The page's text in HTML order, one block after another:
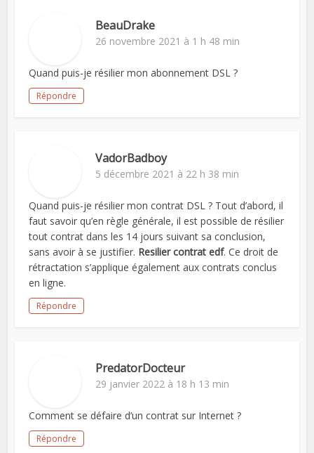
BeauDrake
26 novembre 2021 à 1 h 48 min
Quand puis-je résilier mon abonnement DSL ?
Répondre
VadorBadboy
5 décembre 2021 à 22 h 38 min
Quand puis-je résilier mon contrat DSL ? Tout d’abord, il
faut savoir qu’en règle générale, il est possible de résilier
tout contrat dans les 14 jours suivant sa conclusion,
sans avoir à se justifier. Resilier contrat edf. Ce droit de
rétractation s’applique également aux contrats conclus
en ligne.
Répondre
PredatorDocteur
29 janvier 2022 à 18 h 13 min
Comment se défaire d’un contrat sur Internet ?
Répondre